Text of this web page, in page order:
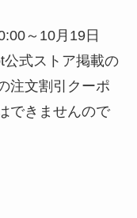
～10月19日
式ストア掲載の
注文割引クーポ
できませんので